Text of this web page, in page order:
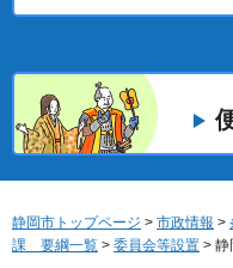
静岡市トップページ > 市政情報 >
課 要綱一覧 > 委員会等設置 > 静